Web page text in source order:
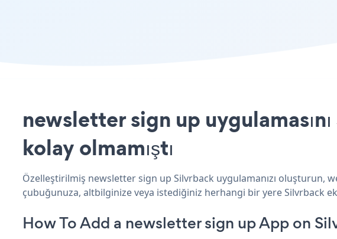
newsletter sign up
kolay olmamıştı
Özelleştirilmiş newsletter sign up Silvrback uygulamanızı oluşturun,
çubuğunuza, altbilginize veya istediğiniz herhangi bir yere Silvrback
How To Add a newsletter sign up App on